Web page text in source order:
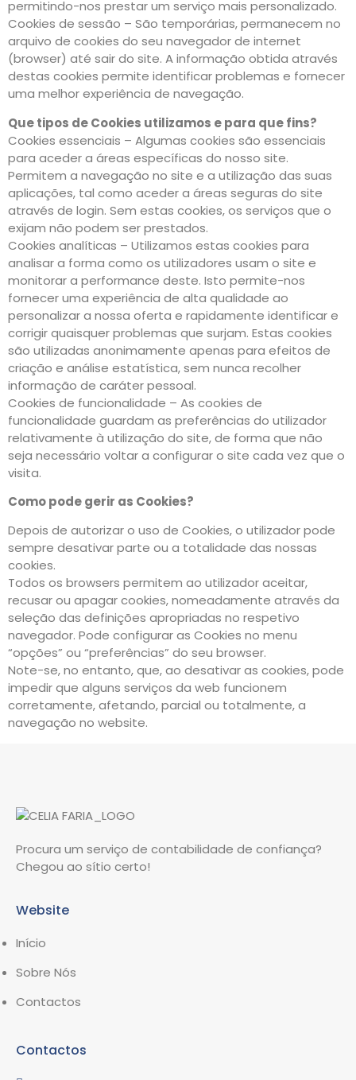
permitindo-nos prestar um serviço mais personalizado.
Cookies de sessão – São temporárias, permanecem no
arquivo de cookies do seu navegador de internet
(browser) até sair do site. A informação obtida através
destas cookies permite identificar problemas e fornecer
uma melhor experiência de navegação.
Que tipos de Cookies utilizamos e para que fins?
Cookies essenciais – Algumas cookies são essenciais
para aceder a áreas específicas do nosso site.
Permitem a navegação no site e a utilização das suas
aplicações, tal como aceder a áreas seguras do site
através de login. Sem estas cookies, os serviços que o
exijam não podem ser prestados.
Cookies analíticas – Utilizamos estas cookies para
analisar a forma como os utilizadores usam o site e
monitorar a performance deste. Isto permite-nos
fornecer uma experiência de alta qualidade ao
personalizar a nossa oferta e rapidamente identificar e
corrigir quaisquer problemas que surjam. Estas cookies
são utilizadas anonimamente apenas para efeitos de
criação e análise estatística, sem nunca recolher
informação de caráter pessoal.
Cookies de funcionalidade – As cookies de
funcionalidade guardam as preferências do utilizador
relativamente à utilização do site, de forma que não
seja necessário voltar a configurar o site cada vez que o
visita.
Como pode gerir as Cookies?
Depois de autorizar o uso de Cookies, o utilizador pode
sempre desativar parte ou a totalidade das nossas
cookies.
Todos os browsers permitem ao utilizador aceitar,
recusar ou apagar cookies, nomeadamente através da
seleção das definições apropriadas no respetivo
navegador. Pode configurar as Cookies no menu
“opções” ou “preferências” do seu browser.
Note-se, no entanto, que, ao desativar as cookies, pode
impedir que alguns serviços da web funcionem
corretamente, afetando, parcial ou totalmente, a
navegação no website.
Procura um serviço de contabilidade de confiança?
Chegou ao sítio certo!
Website
Início
Sobre Nós
Contactos
Contactos